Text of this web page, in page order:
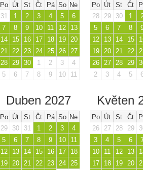
Po Út St Čt Pá So Ne
31
1 2 3 4 5
6
7
8 9 10 11 12
13
14
15 16 17 18 19
20
21
22 23 24 25 26
27
28
29 30 1 2 3
4
5
6 7 8 9 10 11
Po Út St Čt
28
29 30 1
5
6 7 8
12
13 14 15
19
20 21 22
26
27 28 29
2
3 4 5
Duben 2027
Po Út St Čt Pá So Ne
29
30 31 1 2 3
4
5
6 7 8 9 10
11
12
13 14 15 16 17
18
19
20 21 22 23 24
25
Květen
Po Út St Čt
26
27 28 29
3
4 5 6
10
11 12 13
17
18 19 20